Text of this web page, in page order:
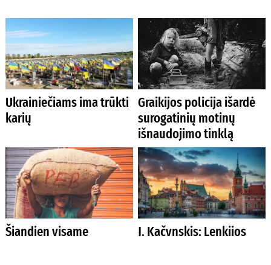
Ukrainiečiams ima trūkti
karių
Graikijos policija išardė
surogatinių motinų
išnaudojimo tinklą
Šiandien visame
J. Kačynskis: Lenkijos